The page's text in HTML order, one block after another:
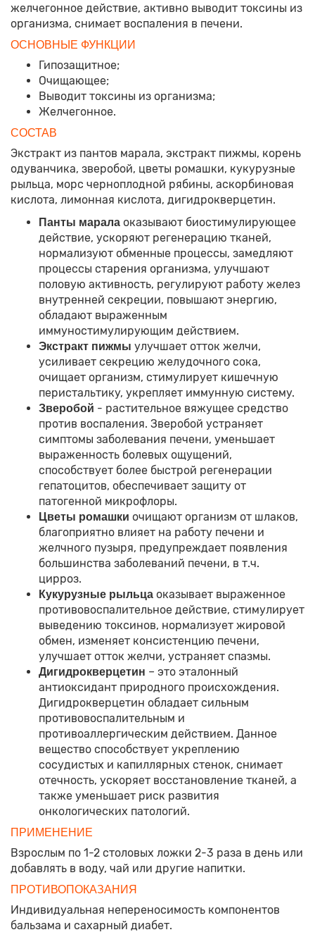
желчегонное действие, активно выводит токсины из
организма, снимает воспаления в печени.
ОСНОВНЫЕ ФУНКЦИИ
Гипозащитное;
Очищающее;
Выводит токсины из организма;
Желчегонное.
СОСТАВ
Экстракт из пантов марала, экстракт пижмы, корень
одуванчика, зверобой, цветы ромашки, кукурузные
рыльца, морс черноплодной рябины, аскорбиновая
кислота, лимонная кислота, дигидрокверцетин.
Панты марала оказывают биостимулирующее
действие, ускоряют регенерацию тканей,
нормализуют обменные процессы, замедляют
процессы старения организма, улучшают
половую активность, регулируют работу желез
внутренней секреции, повышают энергию,
обладают выраженным
иммуностимулирующим действием.
Экстракт пижмы улучшает отток желчи,
усиливает секрецию желудочного сока,
очищает организм, стимулирует кишечную
перистальтику, укрепляет иммунную систему.
Зверобой - растительное вяжущее средство
против воспаления. Зверобой устраняет
симптомы заболевания печени, уменьшает
выраженность болевых ощущений,
способствует более быстрой регенерации
гепатоцитов, обеспечивает защиту от
патогенной микрофлоры.
Цветы ромашки очищают организм от шлаков,
благоприятно влияет на работу печени и
желчного пузыря, предупреждает появления
большинства заболеваний печени, в т.ч.
цирроз.
Кукурузные рыльца оказывает выраженное
противовоспалительное действие, стимулирует
выведению токсинов, нормализует жировой
обмен, изменяет консистенцию печени,
улучшает отток желчи, устраняет спазмы.
Дигидрокверцетин – это эталонный
антиоксидант природного происхождения.
Дигидрокверцетин обладает сильным
противовоспалительным и
противоаллергическим действием. Данное
вещество способствует укреплению
сосудистых и капиллярных стенок, снимает
отечность, ускоряет восстановление тканей, а
также уменьшает риск развития
онкологических патологий.
ПРИМЕНЕНИЕ
Взрослым по 1-2 столовых ложки 2-3 раза в день или
добавлять в воду, чай или другие напитки.
ПРОТИВОПОКАЗАНИЯ
Индивидуальная непереносимость компонентов
бальзама и сахарный диабет.